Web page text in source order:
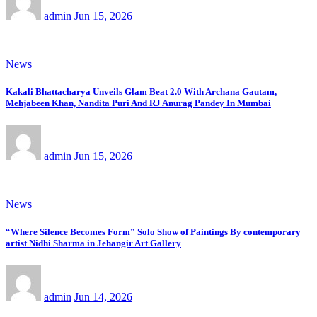
admin Jun 15, 2026
News
Kakali Bhattacharya Unveils Glam Beat 2.0 With Archana Gautam,
Mehjabeen Khan, Nandita Puri And RJ Anurag Pandey In Mumbai
admin Jun 15, 2026
News
“Where Silence Becomes Form” Solo Show of Paintings By contemporary
artist Nidhi Sharma in Jehangir Art Gallery
admin Jun 14, 2026